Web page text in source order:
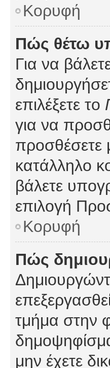
Κορυφή
Πώς θέτω
Για να
επιλέξετε το
για να
προσθέσετε
κατάλληλο
βάλετε
επιλογή
Κορυφή
Πώς
τμήμα στην
μην έχετε